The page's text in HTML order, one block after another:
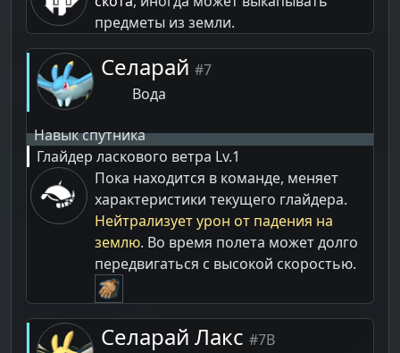
предметы из земли.
Селарай #7
Вода
Навык спутника
Глайдер ласкового ветра Lv.1
Пока находится в команде, меняет
характеристики текущего глайдера.
Нейтрализует урон от падения на
землю. Во время полета может долго
передвигаться с высокой скоростью.
Селарай Лакс #7B